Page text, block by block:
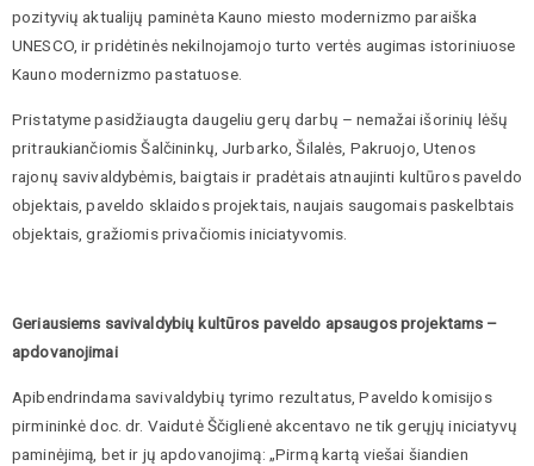
pozityvių aktualijų paminėta Kauno miesto modernizmo paraiška
UNESCO, ir pridėtinės nekilnojamojo turto vertės augimas istoriniuose
Kauno modernizmo pastatuose.
Pristatyme pasidžiaugta daugeliu gerų darbų – nemažai išorinių lėšų
pritraukiančiomis Šalčininkų, Jurbarko, Šilalės, Pakruojo, Utenos
rajonų savivaldybėmis, baigtais ir pradėtais atnaujinti kultūros paveldo
objektais, paveldo sklaidos projektais, naujais saugomais paskelbtais
objektais, gražiomis privačiomis iniciatyvomis.
Geriausiems savivaldybių kultūros paveldo apsaugos projektams –
apdovanojimai
Apibendrindama savivaldybių tyrimo rezultatus, Paveldo komisijos
pirmininkė doc. dr. Vaidutė Ščiglienė akcentavo ne tik gerųjų iniciatyvų
paminėjimą, bet ir jų apdovanojimą: „Pirmą kartą viešai šiandien